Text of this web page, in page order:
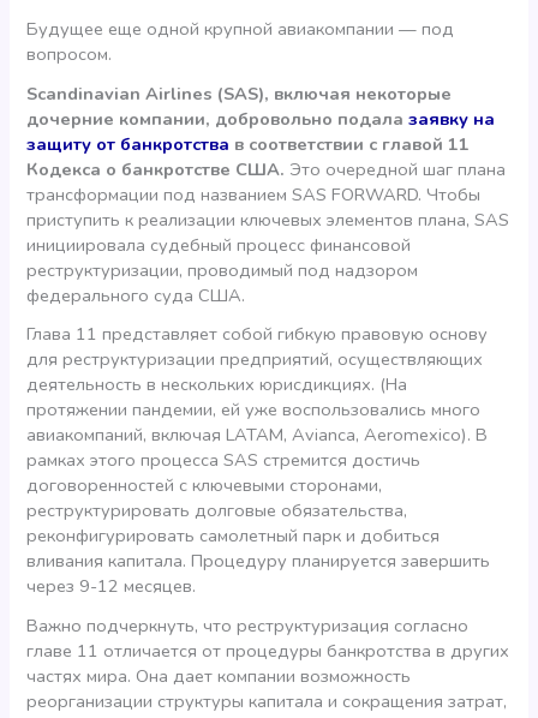
Будущее еще одной крупной авиакомпании — под
вопросом.
Scandinavian Airlines (SAS), включая некоторые
дочерние компании, добровольно подалазаявку на
защиту от банкротства в соответствии с главой 11
Кодекса о банкротстве США. Это очередной шаг плана
трансформации под названием SAS FORWARD. Чтобы
приступить к реализации ключевых элементов плана, SAS
инициировала судебный процесс финансовой
реструктуризации, проводимый под надзором
федерального суда США.
Глава 11 представляет собой гибкую правовую основу
для реструктуризации предприятий, осуществляющих
деятельность в нескольких юрисдикциях. (На
протяжении пандемии, ей уже воспользовались много
авиакомпаний, включая LATAM, Avianca, Aeromexico). В
рамках этого процесса SAS стремится достичь
договоренностей с ключевыми сторонами,
реструктурировать долговые обязательства,
реконфигурировать самолетный парк и добиться
вливания капитала. Процедуру планируется завершить
через 9-12 месяцев.
Важно подчеркнуть, что реструктуризация согласно
главе 11 отличается от процедуры банкротства в других
частях мира. Она дает компании возможность
реорганизации структуры капитала и сокращения затрат,